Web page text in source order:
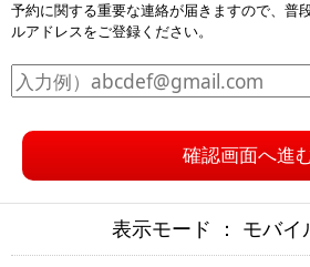
予約に関する重要な連絡が届きますので、普
ルアドレスをご登録ください。
確認画面へ進
表示モード ： モバイ